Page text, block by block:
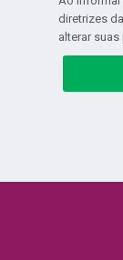
diretrizes
alterar